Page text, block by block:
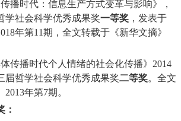
传播时代：信息生产方式变革与影响》，
学社会科学优秀成果奖一等奖 ，发表于
年第11期，全文转载于《新华文摘》
体传播时代个人情绪的社会化传播》 2014
届哲学社会科学优秀成果奖二等奖。全文
2013年第7期。
：